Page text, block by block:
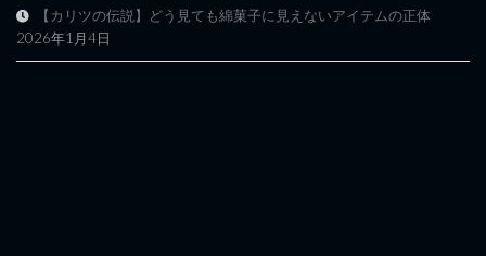
【カリツの伝説】どう見ても綿菓子に見えないアイテムの正体
2026年1月4日